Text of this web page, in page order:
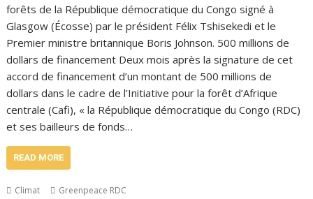
forêts de la République démocratique du Congo signé à
Glasgow (Écosse) par le président Félix Tshisekedi et le
Premier ministre britannique Boris Johnson. 500 millions de
dollars de financement Deux mois après la signature de cet
accord de financement d’un montant de 500 millions de
dollars dans le cadre de l’Initiative pour la forêt d’Afrique
centrale (Cafi), « la République démocratique du Congo (RDC)
et ses bailleurs de fonds…
READ MORE
Climat Greenpeace RDC